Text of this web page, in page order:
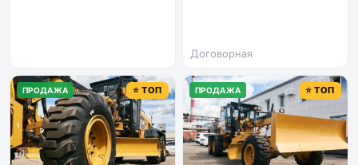
Договорная
ПРОДАЖА ⭐ ТОП ПРОДАЖА ⭐ ТОП